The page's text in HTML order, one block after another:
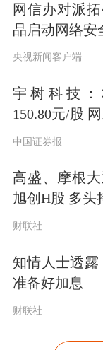
作为反击
人民共和
对中华人民
助性业务
制或者其
协定能够
的反制措施
港口的该国
网信办对派
品启动网络安
央视新闻客户端
宇树科技
150.80元/股
中国证券报
高盛、摩根
旭创H股 多头
财联社
知情人士透
准备好加息
财联社